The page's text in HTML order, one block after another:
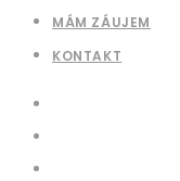
MÁM ZÁUJEM
KONTAKT